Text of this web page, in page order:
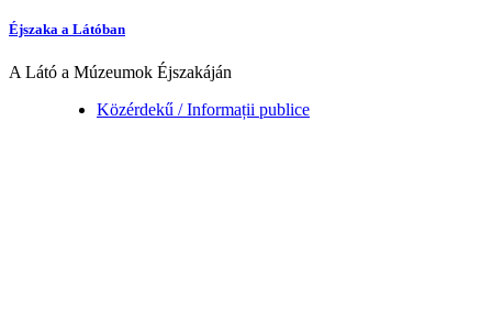
Éjszaka a Látóban
A Látó a Múzeumok Éjszakáján
Közérdekű / Informații publice